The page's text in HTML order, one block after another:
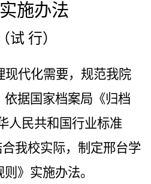
施办法
（试 行）
现代化需要，规范我院
依据国家档案局《归档
人民共和国行业标准
我校实际，制定邢台学
》实施办法。